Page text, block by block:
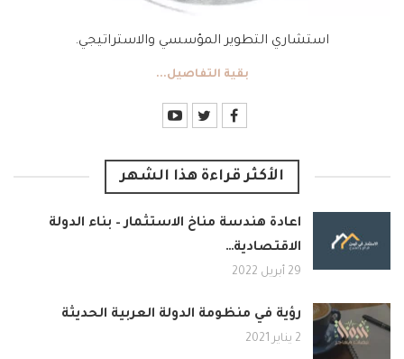
استشاري التطوير المؤسسي والاستراتيجي.
بقية التفاصيل...
الأكثر قراءة هذا الشهر
اعادة هندسة مناخ الاستثمار – بناء الدولة
الاقتصادية…
29 أبريل 2022
رؤية في منظومة الدولة العربية الحديثة
2 يناير 2021